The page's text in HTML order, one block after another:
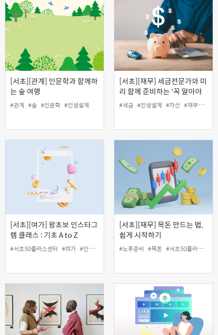
[서초][관계] 인문학과 함께하
는 숲 여행
#관계 #숲 #인문학 #인생설계
[서초][재무] 세금전문가와 미
리 함께 준비하는 '꼭 알아야
할 자산관리와 절세 전략'
#세금 #인생설계 #자산 #재무 #절세
[서초][여가] 왕초보 인스타그
램 클래스 : 기초 A to Z
#서초50플러스센터 #여가 #인생설계 #인스타그램
[서초][재무] 목돈 만드는 법,
쉽게 시작하기
#노후준비 #목돈 #서초50플러스센터